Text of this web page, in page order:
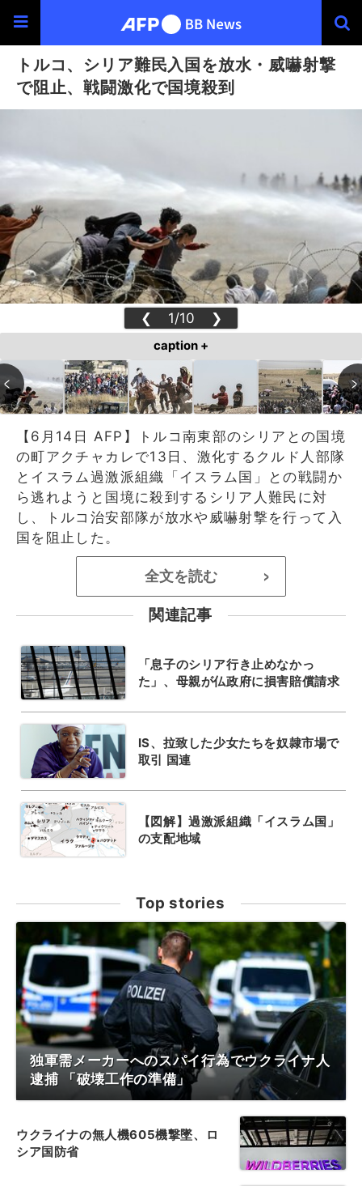
トルコ、シリア難民入国を放水・威嚇射撃
で阻止、戦闘激化で国境殺到
❮ 1/10 ❯
caption +
【6月14日 AFP】トルコ南東部のシリアとの国境
の町アクチャカレで13日、激化するクルド人部隊
とイスラム過激派組織「イスラム国」との戦闘か
ら逃れようと国境に殺到するシリア人難民に対
し、トルコ治安部隊が放水や威嚇射撃を行って入
国を阻止した。
全文を読む >
関連記事
「息子のシリア行き止めなかっ
た」、母親が仏政府に損害賠償請求
IS、拉致した少女たちを奴隷市場で
取引 国連
【図解】過激派組織「イスラム国」
の支配地域
Top stories
独軍需メーカーへのスパイ行為でウクライナ人
逮捕 「破壊工作の準備」
ウクライナの無人機605機撃墜、ロ
シア国防省